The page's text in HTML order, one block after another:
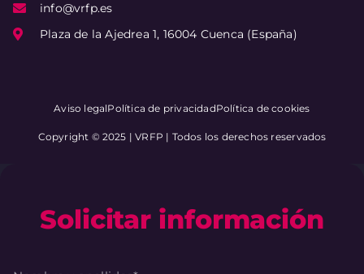
info@vrfp.es
Plaza de la Ajedrea 1, 16004 Cuenca (España)
Copyright © 2025 | VRFP | Todos los derechos reservados
Aviso legalPolítica de privacidadPolítica de cookies
Solicitar información